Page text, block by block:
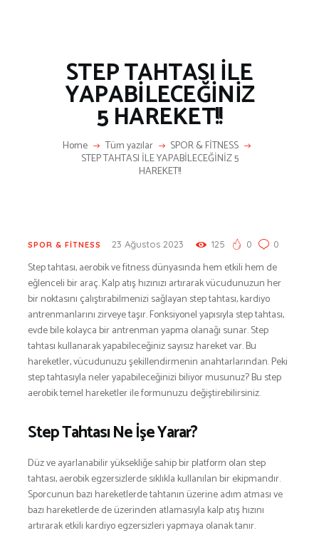
STEP TAHTASI İLE
YAPABİLECEĞİNİZ
5 HAREKET!!
Home Tüm yazılar SPOR & FİTNESS
STEP TAHTASI İLE YAPABİLECEĞİNİZ 5
HAREKET!!
DAĞCILIK
DENİZ & HAVUZ
GİYİM
KAMPÇILIK
KARA AVI
KARAVAN
PET SHOP
YAŞAM VE SAĞLIK
SCUBA DALIŞ
SEYAHAT
SNOWBOARD
SPOR & FİTNESS
TEKNE & YAT
TEKNOLOJİ
TIRMANIŞ
YÜRÜYÜŞ
YÜZME
ARŞİVLER
SPOR & FİTNESS 23 Ağustos 2023 125 0 0
Step tahtası, aerobik ve fitness dünyasında hem etkili hem de
eğlenceli bir araç. Kalp atış hızınızı artırarak vücudunuzun her
bir noktasını çalıştırabilmenizi sağlayan step tahtası, kardiyo
antrenmanlarını zirveye taşır. Fonksiyonel yapısıyla step tahtası,
evde bile kolayca bir antrenman yapma olanağı sunar. Step
tahtası kullanarak yapabileceğiniz sayısız hareket var. Bu
hareketler, vücudunuzu şekillendirmenin anahtarlarından. Peki
step tahtasıyla neler yapabileceğinizi biliyor musunuz? Bu step
aerobik temel hareketler ile formunuzu değiştirebilirsiniz.
Step Tahtası Ne İşe Yarar?
Düz ve ayarlanabilir yüksekliğe sahip bir platform olan step
tahtası, aerobik egzersizlerde sıklıkla kullanılan bir ekipmandır.
Sporcunun bazı hareketlerde tahtanın üzerine adım atması ve
bazı hareketlerde de üzerinden atlamasıyla kalp atış hızını
artırarak etkili kardiyo egzersizleri yapmaya olanak tanır.